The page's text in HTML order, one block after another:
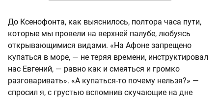
До Ксенофонта, как выяснилось, полтора часа пути,
которые мы провели на верхней палубе, любуясь
открывающимися видами. «На Афоне запрещено
купаться в море, — не теряя времени, инструктировал
нас Евгений, — равно как и смеяться и громко
разговаривать». «А купаться-то почему нельзя?» —
спросил я, с грустью вспомнив скучающие на дне